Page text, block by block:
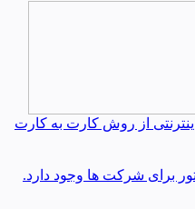
از روش کارت به کارت
برای شرکت ها وجود دارد.